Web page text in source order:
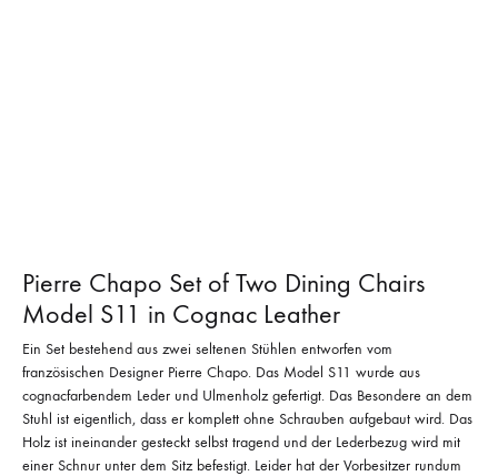
Pierre Chapo Set of Two Dining Chairs
Model S11 in Cognac Leather
Ein Set bestehend aus zwei seltenen Stühlen entworfen vom
französischen Designer Pierre Chapo. Das Model S11 wurde aus
cognacfarbendem Leder und Ulmenholz gefertigt. Das Besondere an dem
Stuhl ist eigentlich, dass er komplett ohne Schrauben aufgebaut wird. Das
Holz ist ineinander gesteckt selbst tragend und der Lederbezug wird mit
einer Schnur unter dem Sitz befestigt. Leider hat der Vorbesitzer rundum